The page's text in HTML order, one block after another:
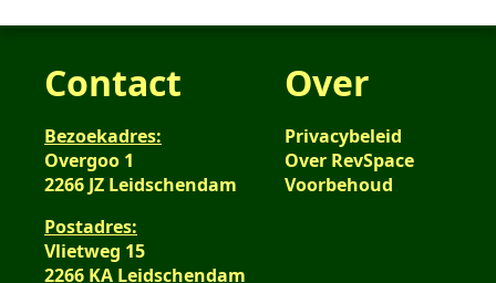
Contact
Bezoekadres:
Overgoo 1
2266 JZ Leidschendam
Postadres:
Vlietweg 15
2266 KA Leidschendam
Over
Privacybeleid
Over RevSpace
Voorbehoud